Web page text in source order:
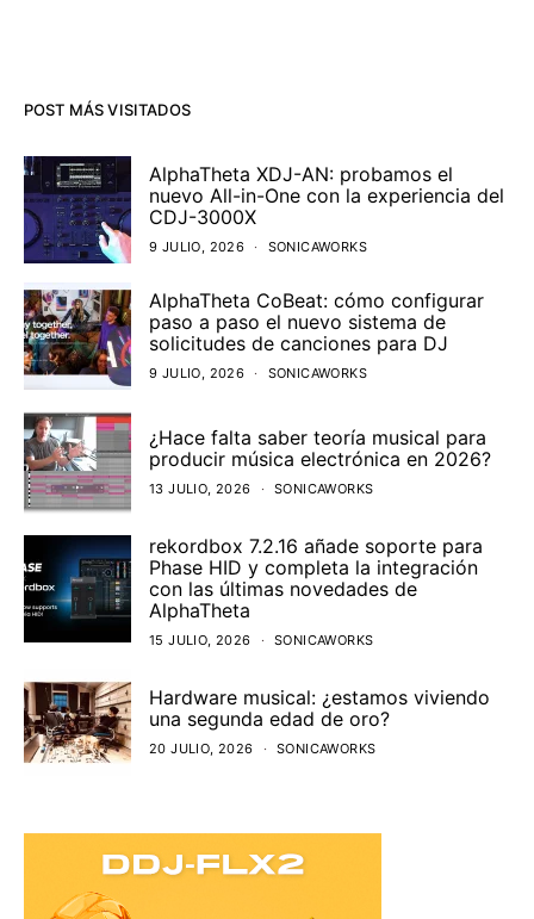
POST MÁS VISITADOS
AlphaTheta XDJ-AN: probamos el
nuevo All-in-One con la experiencia del
CDJ-3000X
9 JULIO, 2026 SONICAWORKS
AlphaTheta CoBeat: cómo configurar
paso a paso el nuevo sistema de
solicitudes de canciones para DJ
9 JULIO, 2026 SONICAWORKS
¿Hace falta saber teoría musical para
producir música electrónica en 2026?
13 JULIO, 2026 SONICAWORKS
rekordbox 7.2.16 añade soporte para
Phase HID y completa la integración
con las últimas novedades de
AlphaTheta
15 JULIO, 2026 SONICAWORKS
Hardware musical: ¿estamos viviendo
una segunda edad de oro?
20 JULIO, 2026 SONICAWORKS